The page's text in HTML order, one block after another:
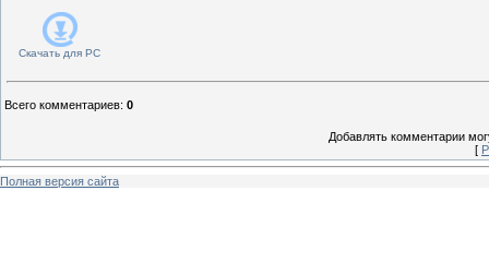
Скачать для PC
Всего комментариев: 0
Добавлять комментарии
[
Полная версия сайта